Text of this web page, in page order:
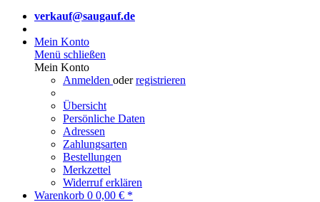
verkauf@saugauf.de
Mein Konto
Menü schließen
Mein Konto
Anmelden oderregistrieren
Übersicht
Persönliche Daten
Adressen
Zahlungsarten
Bestellungen
Merkzettel
Widerruf erklären
Warenkorb 0 0,00 € *